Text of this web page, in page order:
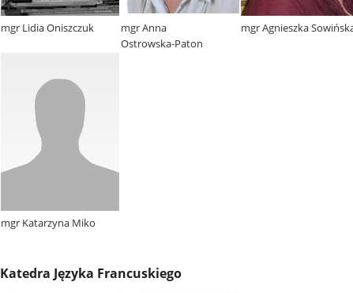
mgr Lidia Oniszczuk
mgr Anna
Ostrowska-Paton
mgr Agnieszka
mgr Katarzyna Miko
Katedra Języka Francuskiego